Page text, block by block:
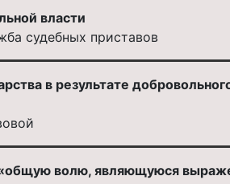
власти
судебных приставов
в результате
«общую волю, являющуюся